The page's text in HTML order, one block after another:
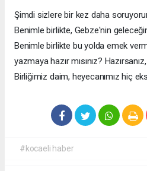
Şimdi sizlere bir kez daha
Benimle birlikte, Gebze'nin
Benimle birlikte bu yolda emek
yazmaya hazır mısınız?
Birliğimiz daim, heyecanımız hiç
#kocaeli haber